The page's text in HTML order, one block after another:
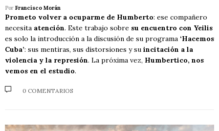
Por Francisco Morán
Prometo volver a ocuparme de Humberto: ese compañero
necesita atención. Este trabajo sobre su encuentro con Yeilis
es solo la introducción a la discusión de su programa ‘Hacemos
Cuba’: sus mentiras, sus distorsiones y su incitación a la
violencia y la represión. La próxima vez, Humbertico, nos
vemos en el estudio.
0 COMENTARIOS